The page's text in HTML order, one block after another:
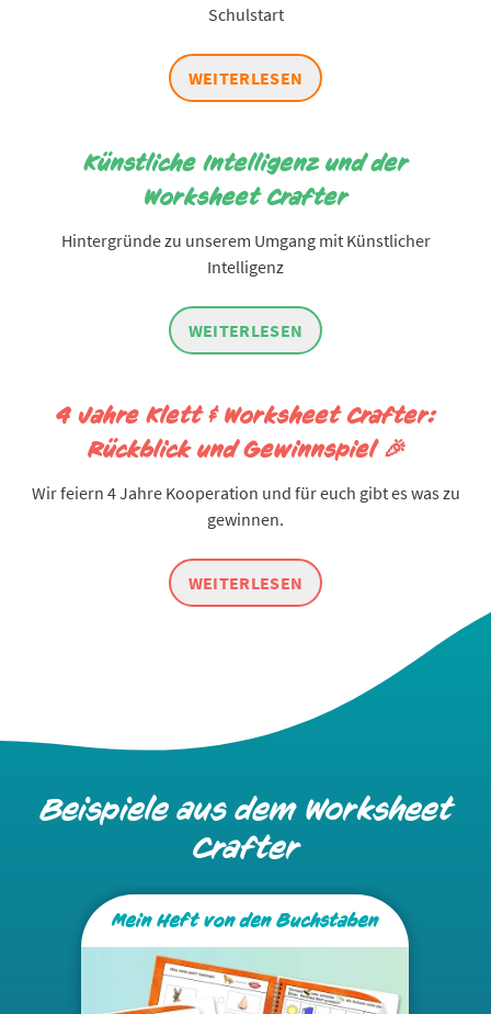
Schulstart
WEITERLESEN
Künstliche Intelligenz und der
Worksheet Crafter
Hintergründe zu unserem Umgang mit Künstlicher
Intelligenz
WEITERLESEN
4 Jahre Klett & Worksheet Crafter:
Rückblick und Gewinnspiel 🎉
Wir feiern 4 Jahre Kooperation und für euch gibt es was zu
gewinnen.
WEITERLESEN
Beispiele ausdem Worksheet
Crafter
Mein Heft von den Buchstaben